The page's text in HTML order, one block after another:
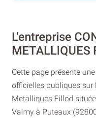
L'entreprise
METALLIQUES
Cette page présente
officielles publiques
Metalliques Fillod
Valmy à Puteaux